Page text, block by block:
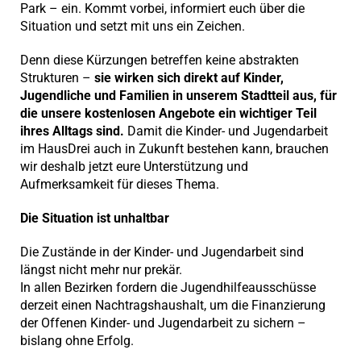
Park – ein. Kommt vorbei, informiert euch über die
Situation und setzt mit uns ein Zeichen.
Denn diese Kürzungen betreffen keine abstrakten
Strukturen – sie wirken sich direkt auf Kinder,
Jugendliche und Familien in unserem Stadtteil aus, für
die unsere kostenlosen Angebote ein wichtiger Teil
ihres Alltags sind. Damit die Kinder- und Jugendarbeit
im HausDrei auch in Zukunft bestehen kann, brauchen
wir deshalb jetzt eure Unterstützung und
Aufmerksamkeit für dieses Thema.
Die Situation ist unhaltbar
Die Zustände in der Kinder- und Jugendarbeit sind
längst nicht mehr nur prekär.
In allen Bezirken fordern die Jugendhilfeausschüsse
derzeit einen Nachtragshaushalt, um die Finanzierung
der Offenen Kinder- und Jugendarbeit zu sichern –
bislang ohne Erfolg.